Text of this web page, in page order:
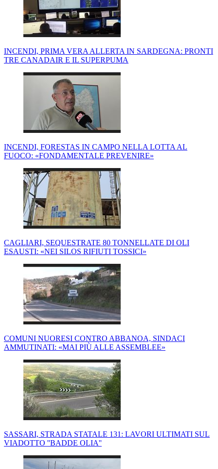
INCENDI, PRIMA VERA ALLERTA IN SARDEGNA: PRONTI
TRE CANADAIR E IL SUPERPUMA
INCENDI, FORESTAS IN CAMPO NELLA LOTTA AL
FUOCO: «FONDAMENTALE PREVENIRE»
CAGLIARI, SEQUESTRATE 80 TONNELLATE DI OLI
ESAUSTI: «NEI SILOS RIFIUTI TOSSICI»
COMUNI NUORESI CONTRO ABBANOA, SINDACI
AMMUTINATI: «MAI PIÙ ALLE ASSEMBLEE»
SASSARI, STRADA STATALE 131: LAVORI ULTIMATI SUL
VIADOTTO ''BADDE OLIA''